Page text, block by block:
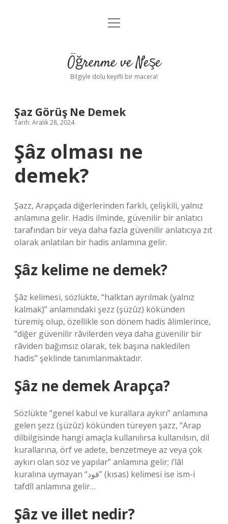
Anasayfa
Yasal Uyarı
menüyü
Öğrenme ve Neşe
Bilgiyle dolu keyifli bir macera!
Şaz Görüş Ne Demek
Tarih: Aralık 28, 2024
Şâz olması ne
demek?
Şazz, Arapçada diğerlerinden farklı, çelişkili, yalnız
anlamına gelir. Hadis ilminde, güvenilir bir anlatıcı
tarafından bir veya daha fazla güvenilir anlatıcıya zıt
olarak anlatılan bir hadis anlamına gelir.
Şâz kelime ne demek?
Şâz kelimesi, sözlükte, “halktan ayrılmak (yalnız
kalmak)” anlamındaki şezz (şüzûz) kökünden
türemiş olup, özellikle son dönem hadis âlimlerince,
“diğer güvenilir râvilerden veya daha güvenilir bir
râviden bağımsız olarak, tek başına nakledilen
hadis” şeklinde tanımlanmaktadır.
Şâz ne demek Arapça?
Sözlükte “genel kabul ve kurallara aykırı” anlamına
gelen şezz (şüzûz) kökünden türeyen şazz, “Arap
dilbilgisinde hangi amaçla kullanılırsa kullanılsın, dil
kurallarına, örf ve adete, benzetmeye az veya çok
aykırı olan söz ve yapılar” anlamına gelir; i’lâl
kuralına uymayan “قود” (kısas) kelimesi ise ism-i
tafdîl anlamına gelir…
Şâz ve illet nedir?